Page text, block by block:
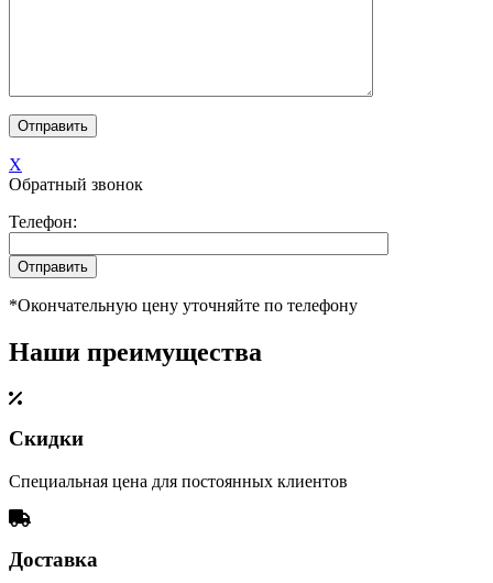
X
Обратный звонок
Телефон:
*Окончательную цену уточняйте по телефону
Наши преимущества
Скидки
Специальная цена для постоянных клиентов
Доставка